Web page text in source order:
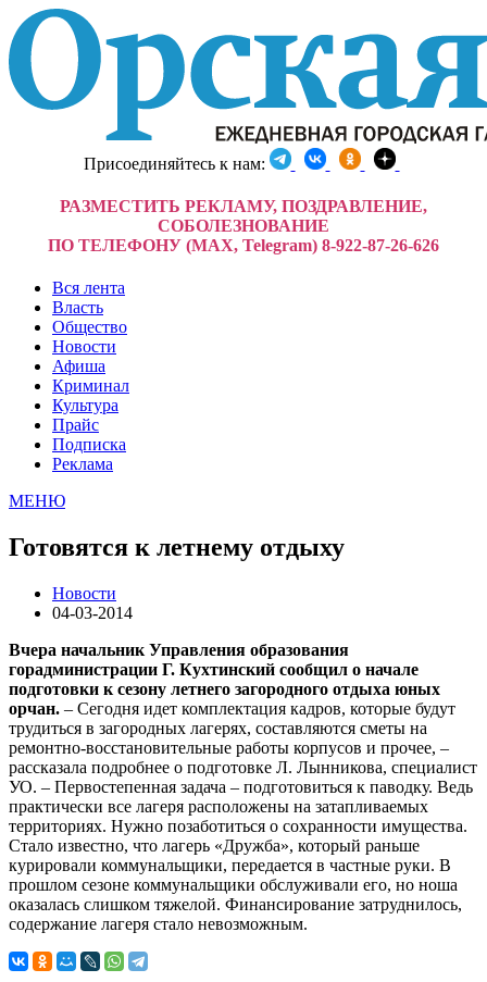
Присоединяйтесь к нам:
РАЗМЕСТИТЬ РЕКЛАМУ, ПОЗДРАВЛЕНИЕ,
СОБОЛЕЗНОВАНИЕ
ПО ТЕЛЕФОНУ (MAX, Telegram) 8-922-87-26-626
Вся лента
Власть
Общество
Новости
Афиша
Криминал
Культура
Прайс
Подписка
Реклама
МЕНЮ
Готовятся к летнему отдыху
Новости
04-03-2014
Вчера начальник Управления образования
горадминистрации Г. Кухтинский сообщил о начале
подготовки к сезону летнего загородного отдыха юных
орчан. – Сегодня идет комплектация кадров, которые будут
трудиться в загородных лагерях, составляются сметы на
ремонтно-восстановительные работы корпусов и прочее, –
рассказала подробнее о подготовке Л. Лынникова, специалист
УО. – Первостепенная задача – подготовиться к паводку. Ведь
практически все лагеря расположены на затапливаемых
территориях. Нужно позаботиться о сохранности имущества.
Стало известно, что лагерь «Дружба», который раньше
курировали коммунальщики, передается в частные руки. В
прошлом сезоне коммунальщики обслуживали его, но ноша
оказалась слишком тяжелой. Финансирование затруднилось,
содержание лагеря стало невозможным.